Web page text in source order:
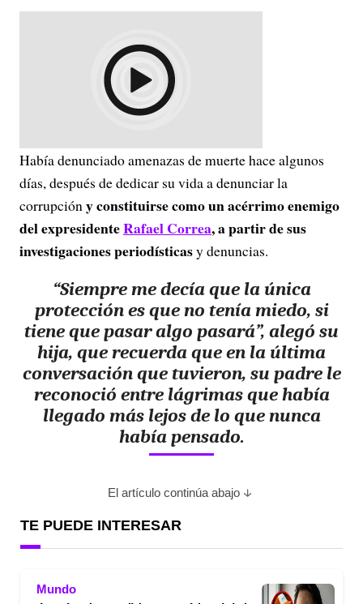
Había denunciado amenazas de muerte hace algunos
días, después de dedicar su vida a denunciar la
corrupcióny constituirse como un acérrimo enemigo
del expresidenteRafael Correa, a partir de sus
investigaciones periodísticasy denuncias.
“Siempre me decía que la única
protección es que no tenía miedo, si
tiene que pasar algo pasará”, alegó su
hija, que recuerda que en la última
conversación que tuvieron, su padre le
reconoció entre lágrimas que había
llegado más lejos de lo que nunca
había pensado.
El artículo continúa abajo
TE PUEDE INTERESAR
Mundo